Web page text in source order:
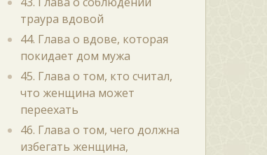
траура вдовой
44. Глава о вдове, которая
покидает дом мужа
45. Глава о том, кто считал,
что женщина может
переехать
46. Глава о том, чего должна
избегать женщина,